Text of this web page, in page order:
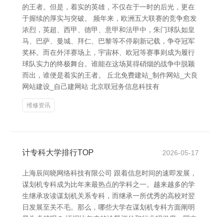
的王者。但是，着实的英雄，不仅在于一时的后光，更在
于握续的厚实与突破。 频年来，欧洲五大联赛的竞争愈发
浓烈，英超、西甲、德甲、意甲和法甲中，朱门球队如皇
马、巴萨、曼城、拜仁、巴黎等不停刷新记载，争夺冠军
奖杯。而在外洋赛场上，宇宙杯、欧冠等赛事则成为履行
球队实力的终极舞台。谁能在这场莫得硝烟的战争中脱颖
而出，谁便是着实的王者。 丘北免费建站_制作网站_大良
网站建设_自己建网站 北京联冠务信息科技有
维修资讯
计专科大学排行TOP 2026-05-17
上海辰间晓网络科技有限公司 跟着信息时间的速即发展，
谋划机专科成为比年来最热点的学科之一。越来越多的学
生继承攻读谋划机关系专科，而继承一所优秀的高校对翌
日发展至关不毛。那么，哪些大学在谋划机专科方面阐明